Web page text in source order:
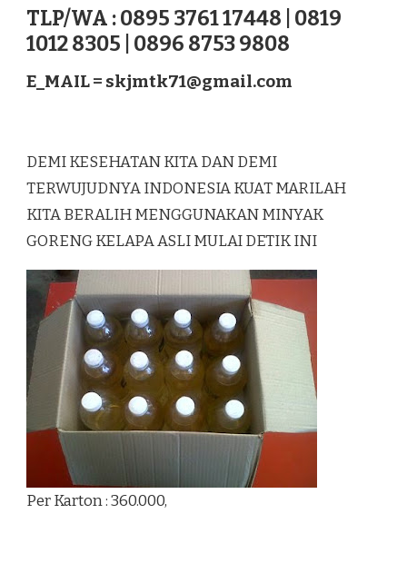
SUMATERA
TLP/WA : 0895 3761 17448 | 0819
1012 8305 | 0896 8753 9808
E_MAIL = skjmtk71@gmail.com
DEMI KESEHATAN KITA DAN DEMI
TERWUJUDNYA INDONESIA KUAT MARILAH
KITA BERALIH MENGGUNAKAN MINYAK
GORENG KELAPA ASLI MULAI DETIK INI
Per Karton : 360.000,